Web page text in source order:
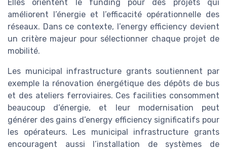
Elles orientent le funding pour des projets qui
améliorent l’énergie et l’efficacité opérationnelle des
réseaux. Dans ce contexte, l’energy efficiency devient
un critère majeur pour sélectionner chaque projet de
mobilité.
Les municipal infrastructure grants soutiennent par
exemple la rénovation énergétique des dépôts de bus
et des ateliers ferroviaires. Ces facilities consomment
beaucoup d’énergie, et leur modernisation peut
générer des gains d’energy efficiency significatifs pour
les opérateurs. Les municipal infrastructure grants
encouragent aussi l’installation de systèmes de